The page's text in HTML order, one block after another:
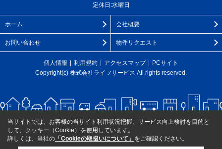
定休日:水曜日
ホーム 会社概要
お問い合わせ 物件リクエスト
個人情報 利用規約 アクセスマップ
PCサイト
Copyright(c) 株式会社ライフサービス All rights reserved.
当サイトでは、お客様の当サイト利用状況把握、サービス向上検討を目的と
して、クッキー（Cookie）を使用しています。
詳しくは、当社の 「Cookieの取扱いについて」 をご確認ください。